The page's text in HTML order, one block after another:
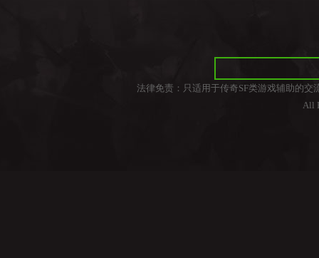
法律免责：只适用于传奇SF类游戏辅助的
All